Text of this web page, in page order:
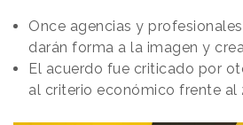
Once agencias y
darán forma a la imagen y
El acuerdo fue criticado por
al criterio económico frente al